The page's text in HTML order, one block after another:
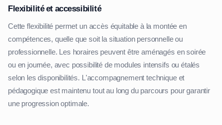
Flexibilité et accessibilité
Cette flexibilité permet un accès équitable à la montée en
compétences, quelle que soit la situation personnelle ou
professionnelle. Les horaires peuvent être aménagés en soirée
ou en journée, avec possibilité de modules intensifs ou étalés
selon les disponibilités. L'accompagnement technique et
pédagogique est maintenu tout au long du parcours pour garantir
une progression optimale.